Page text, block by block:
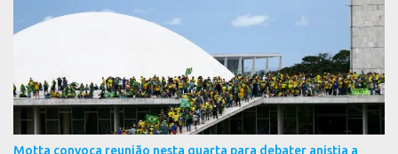
i
Motta convoca reunião nesta quarta para debater anistia a